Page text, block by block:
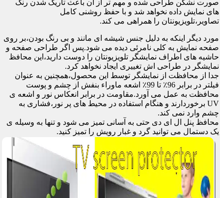
صورت نشکن طراحی شده و مهم تر از آن باعث تاریک شدن رنگ
های نمایش داده نخواهد شد و با حفظ روشنی کامل
تصاویر،تلویزیونتان را همراهی می کند.
مورد دیگر اینکه به دلیل جنس شیشه ای مانند و بی رنگ بودن،بر روی
صفحه نمایش به کلی نامرئی دیده می شود.پس اگر طراحی صفحه و
حاشیه های اطراف نمایشگر تلویزیونتان را دوست دارید،این محافظ
نمایشگر در طراحی اش تغییری ایجاد نخواهد کرد.
جدا از محافظت از نمایشگر توسط این محصول،همچنین به عنوان
فیلتر در برابر 96٪ تا 99٪ اشعه ماوراء بنفش از چشم و پوست
محافظت به عمل می آورد.مقاومت در برابر انعکاس نور و اشعه ی
UV برخوردارند و هنگام استفاده در محیط های پر نور،فشاری به
چشم وارد نمی کند.
محافظ پنل ال ای دی حتی به آسانی تمیز می شود و تنها به وسیله ی
یک دستمال می توانید گرد و غبار رویش را تمیز کنید.